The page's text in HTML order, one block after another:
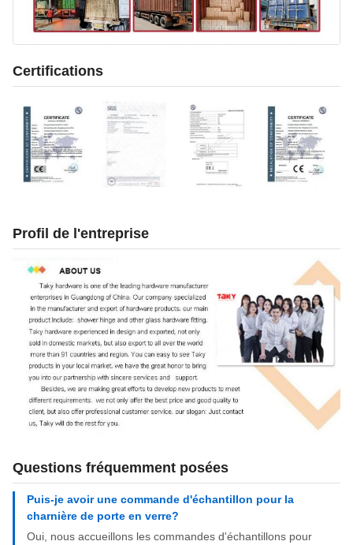
Certifications
Profil de l'entreprise
Questions fréquemment posées
Puis-je avoir une commande d'échantillon pour la
charnière de porte en verre?
Oui, nous accueillons les commandes d'échantillons pour